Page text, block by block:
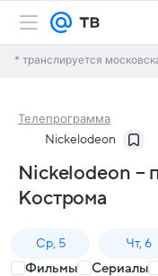
* транслируется
Телепрограмма
Nickelodeon
Nickelodeon –
Кострома
Ср, 5 Чт, 6
Фильмы Сериалы